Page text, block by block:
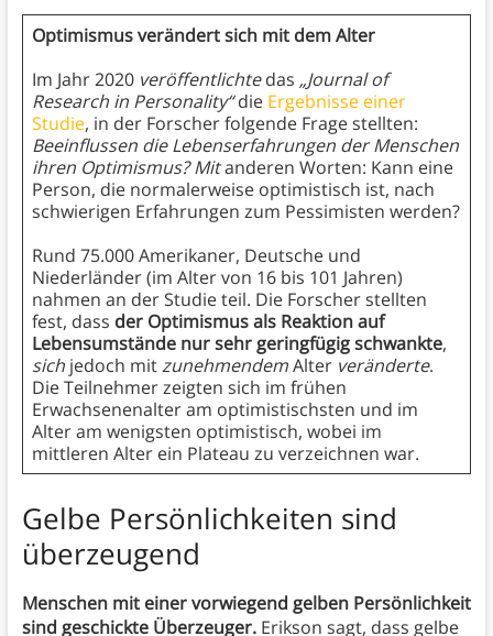
Optimismus verändert sich mit dem Alter
Im Jahr 2020 veröffentlichtedas „Journal of
Research in Personality“die Ergebnisse einer
Studie, in der Forscher folgende Frage stellten:
Beeinflussen die Lebenserfahrungen der Menschen
ihren Optimismus? Mitanderen Worten: Kann eine
Person, die normalerweise optimistisch ist, nach
schwierigen Erfahrungen zum Pessimisten werden?
Rund 75.000 Amerikaner, Deutsche und
Niederländer (im Alter von 16 bis 101 Jahren)
nahmen an der Studie teil. Die Forscher stellten
fest, dass der Optimismus als Reaktion auf
Lebensumstände nur sehr geringfügig schwankte,
sichjedoch mitzunehmendemAlter veränderte.
Die Teilnehmer zeigten sich im frühen
Erwachsenenalter am optimistischsten und im
Alter am wenigsten optimistisch, wobei im
mittleren Alter ein Plateau zu verzeichnen war.
Gelbe Persönlichkeiten sind
überzeugend
Menschen mit einer vorwiegend gelben Persönlichkeit
sind geschickte Überzeuger.Erikson sagt, dass gelbe